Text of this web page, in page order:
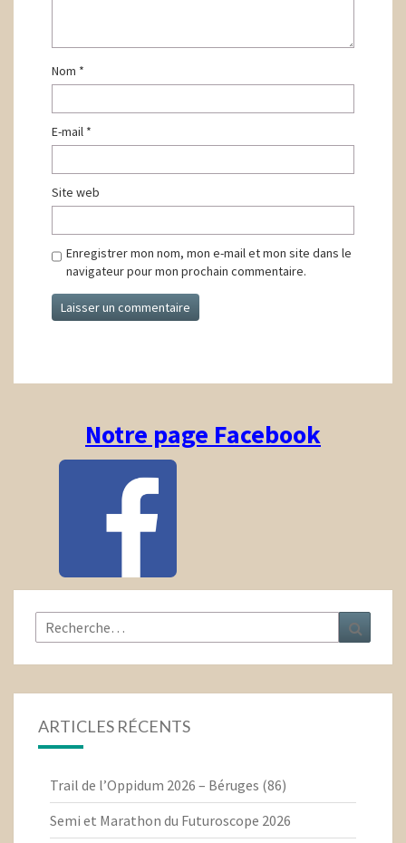
Nom *
E-mail *
Site web
Enregistrer mon nom, mon e-mail et mon site dans le
navigateur pour mon prochain commentaire.
Notre page Facebook
Rechercher :
ARTICLES RÉCENTS
Trail de l’Oppidum 2026 – Béruges (86)
Semi et Marathon du Futuroscope 2026